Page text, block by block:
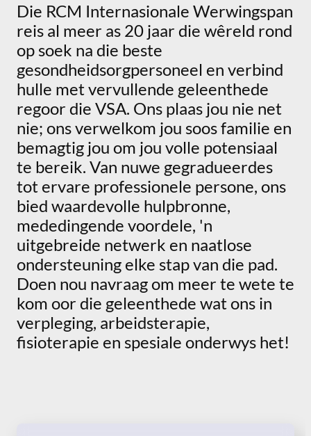
Die RCM Internasionale Werwingspan
reis al meer as 20 jaar die wêreld rond
op soek na die beste
gesondheidsorgpersoneel en verbind
hulle met vervullende geleenthede
regoor die VSA. Ons plaas jou nie net
nie; ons verwelkom jou soos familie en
bemagtig jou om jou volle potensiaal
te bereik. Van nuwe gegradueerdes
tot ervare professionele persone, ons
bied waardevolle hulpbronne,
mededingende voordele, 'n
uitgebreide netwerk en naatlose
ondersteuning elke stap van die pad.
Doen nou navraag om meer te wete te
kom oor die geleenthede wat ons in
verpleging, arbeidsterapie,
fisioterapie en spesiale onderwys het!